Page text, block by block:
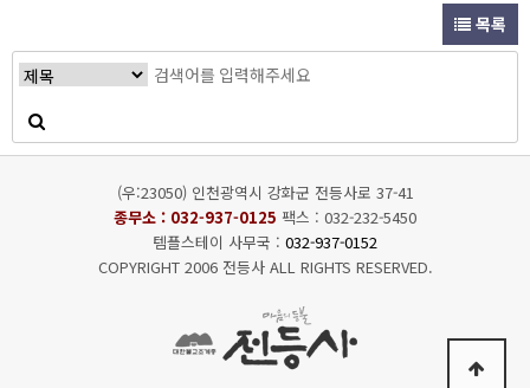
목록
(우:23050) 인천광역시 강화군 전등사로 37-41
종무소 : 032-937-0125 팩스 : 032-232-5450
템플스테이 사무국 : 032-937-0152
COPYRIGHT 2006 전등사 ALL RIGHTS RESERVED.